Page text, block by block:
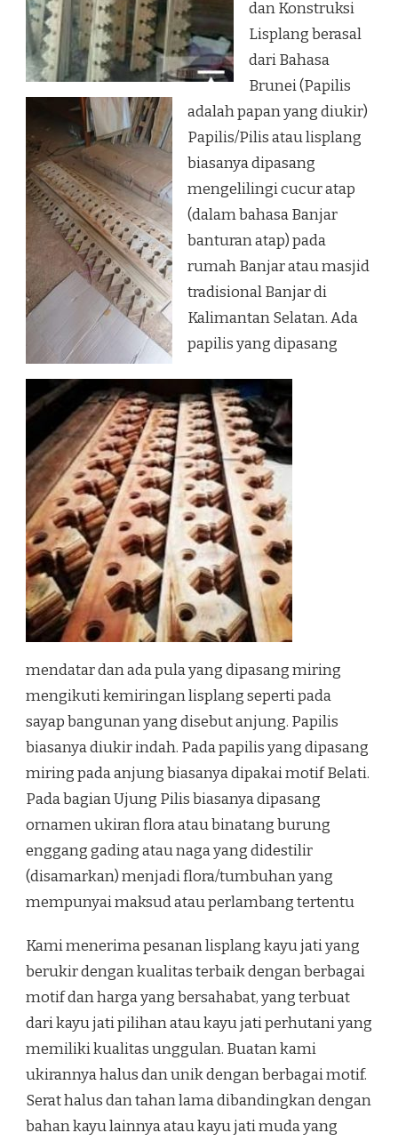
dan Konstruksi
Lisplang berasal
dari Bahasa
Brunei (Papilis
adalah papan yang diukir)
Papilis/Pilis atau lisplang
biasanya dipasang
mengelilingi cucur atap
(dalam bahasa Banjar
banturan atap) pada
rumah Banjar atau masjid
tradisional Banjar di
Kalimantan Selatan. Ada
papilis yang dipasang
mendatar dan ada pula yang dipasang miring
mengikuti kemiringan lisplang seperti pada
sayap bangunan yang disebut anjung. Papilis
biasanya diukir indah. Pada papilis yang dipasang
miring pada anjung biasanya dipakai motif Belati.
Pada bagian Ujung Pilis biasanya dipasang
ornamen ukiran flora atau binatang burung
enggang gading atau naga yang didestilir
(disamarkan) menjadi flora/tumbuhan yang
mempunyai maksud atau perlambang tertentu
Kami menerima pesanan lisplang kayu jati yang
berukir dengan kualitas terbaik dengan berbagai
motif dan harga yang bersahabat, yang terbuat
dari kayu jati pilihan atau kayu jati perhutani yang
memiliki kualitas unggulan. Buatan kami
ukirannya halus dan unik dengan berbagai motif.
Serat halus dan tahan lama dibandingkan dengan
bahan kayu lainnya atau kayu jati muda yang